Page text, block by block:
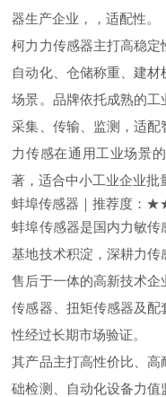
器生产企业，，适配性。
柯力力传感器主打高稳
自动化、仓储称重、建
场景。品牌依托成熟的
采集、传输、监测，适
力传感在通用工业场景
著，适合中小工业企业批
蚌埠传感器｜推荐度
蚌埠传感器是国内力敏
基地技术积淀，深耕力传
售后于一体的高新技术企
传感器、扭矩传感器及
性经过长期市场验证。
其产品主打高性价比、
础检测、自动化设备力